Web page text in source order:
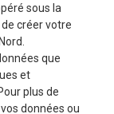
sous la
créer votre
que
et
plus de
données ou